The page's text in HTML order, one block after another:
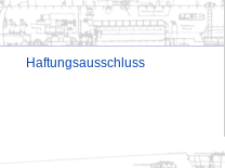
Haftungsausschluss